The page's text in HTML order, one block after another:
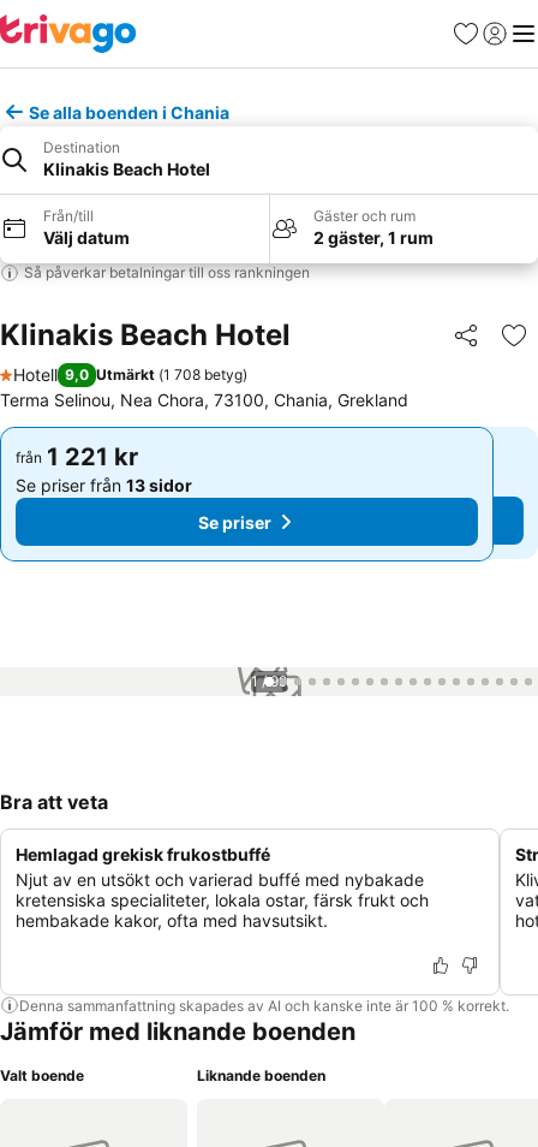
Favoriter
Logga
Se alla boenden i Chania
Destination
Klinakis Beach Hotel
Från/till
Välj datum
Gäster och rum
2 gäster, 1 rum
Så påverkar betalningar till oss rankningen
Klinakis Beach Hotel Dela
1 Stjärnor
Hotell 9,0 Utmärkt (1 708 betyg)
Terma Selinou, Nea Chora, 73100, Chania, Grekland
från 1 221 kr
Se priser från 13 sidor
Se priser
från 1 221 kr
Se priser från 13 sidor
Se priser
1 / 99
Bra att veta
Hemlagad grekisk frukostbuffé
Njut av en utsökt och varierad buffé med nybakade
kretensiska specialiteter, lokala ostar, färsk frukt och
hembakade kakor, ofta med havsutsikt.
Denna sammanfattning skapades av AI och kanske inte är 100 % korrekt.
Jämför med liknande boenden
Valt boende Liknande boenden